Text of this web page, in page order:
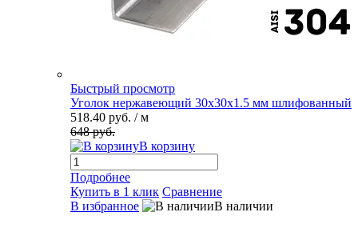
Быстрый просмотр
Уголок нержавеющий 30х30х1.5 мм шлифованный
518.40 руб. / м
648 руб.
В корзину
Подробнее
Купить в 1 клик Сравнение
В избранное
В наличии